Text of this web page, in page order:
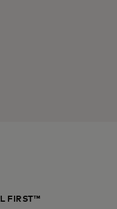
FIRST™